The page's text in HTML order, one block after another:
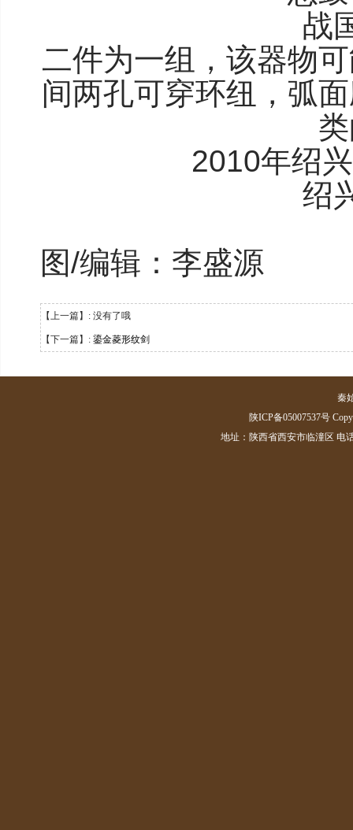
战
二件为一组，该器物
间两孔可穿环纽，弧
2010年绍
绍
图/编辑：李盛源
【上一篇】: 没有了哦
【下一篇】: 鎏金菱形纹剑
秦
陕ICP备05007537号
地址：陕西省西安市临潼区 电